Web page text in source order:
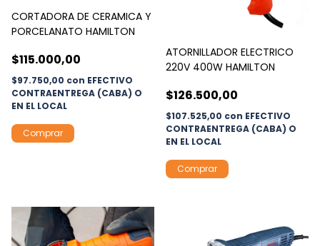
CORTADORA DE CERAMICA Y
PORCELANATO HAMILTON
$115.000,00
$97.750,00 con EFECTIVO
CONTRAENTREGA (CABA) O
EN EL LOCAL
ATORNILLADOR ELECTRICO
220V 400W HAMILTON
$126.500,00
$107.525,00 con EFECTIVO
CONTRAENTREGA (CABA) O
EN EL LOCAL